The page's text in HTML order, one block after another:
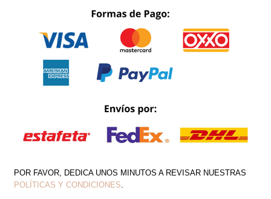
POR FAVOR, DEDICA UNOS MINUTOS A REVISAR NUESTRAS
POLÍTICAS Y CONDICIONES.